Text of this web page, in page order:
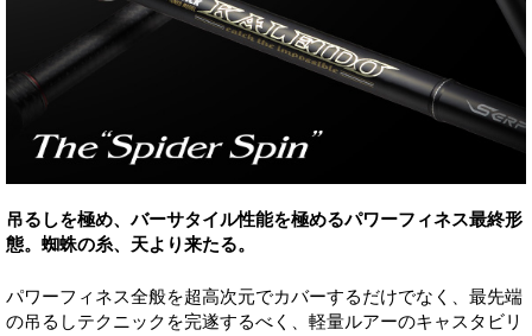
吊るしを極め、バーサタイル性能を極めるパワーフィネス最終形
態。蜘蛛の糸、天より来たる。
パワーフィネス全般を超高次元でカバーするだけでなく、最先端
の吊るしテクニックを完遂するべく、軽量ルアーのキャスタビリ